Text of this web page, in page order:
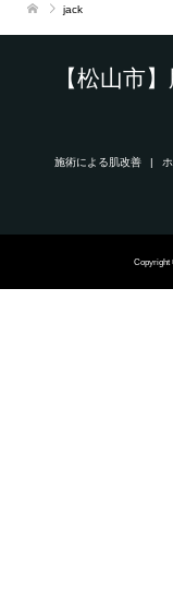
jack
【松山市
施術による肌改善